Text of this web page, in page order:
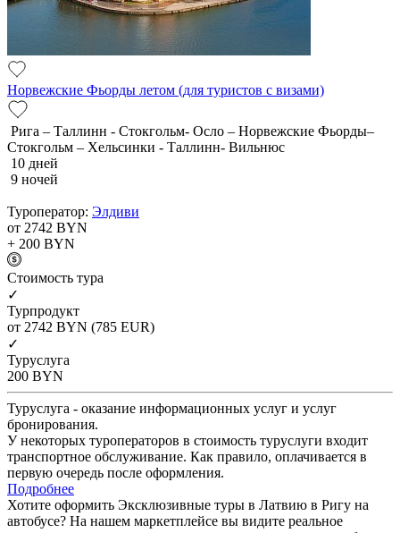
Норвежские Фьорды летом (для туристов с визами)
Рига – Таллинн - Стокгольм- Осло – Норвежские Фьорды–
Стокгольм – Хельсинки - Таллинн- Вильнюс
10 дней
9 ночей
Туроператор: Элдиви
от 2742 BYN
+ 200 BYN
Cтоимость тура
✓
Турпродукт
от 2742 BYN (785 EUR)
✓
Туруслуга
200 BYN
Туруслуга - оказание информационных услуг и услуг
бронирования.
У некоторых туроператоров в стоимость туруслуги входит
транспортное обслуживание. Как правило, оплачивается в
первую очередь после оформления.
Подробнее
Хотите оформить Эксклюзивные туры в Латвию в Ригу на
автобусе? На нашем маркетплейсе вы видите реальное